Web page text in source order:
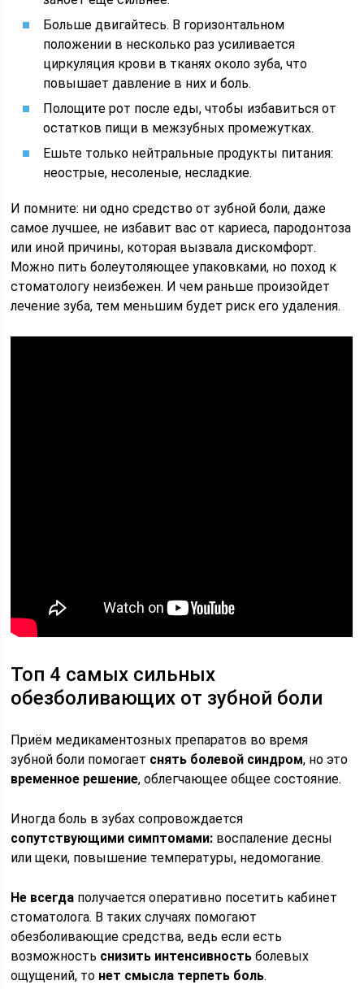
Больше двигайтесь. В горизонтальном
положении в несколько раз усиливается
циркуляция крови в тканях около зуба, что
повышает давление в них и боль.
Полощите рот после еды, чтобы избавиться от
остатков пищи в межзубных промежутках.
Ешьте только нейтральные продукты питания:
неострые, несоленые, несладкие.
И помните: ни одно средство от зубной боли, даже
самое лучшее, не избавит вас от кариеса, пародонтоза
или иной причины, которая вызвала дискомфорт.
Можно пить болеутоляющее упаковками, но поход к
стоматологу неизбежен. И чем раньше произойдет
лечение зуба, тем меньшим будет риск его удаления.
Топ 4 самых сильных
обезболивающих от зубной боли
Приём медикаментозных препаратов во время
зубной боли помогает снять болевой синдром, но это
временное решение, облегчающее общее состояние.
Иногда боль в зубах сопровождается
сопутствующими симптомами: воспаление десны
или щеки, повышение температуры, недомогание.
Не всегда получается оперативно посетить кабинет
стоматолога. В таких случаях помогают
обезболивающие средства, ведь если есть
возможность снизить интенсивность болевых
ощущений, то нет смысла терпеть боль.